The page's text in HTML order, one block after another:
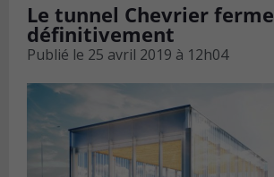
Le tunnel Chevrier ferme
définitivement
Publié le 25 avril 2019 à 12h04